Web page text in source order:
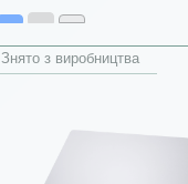
Знято з виробництва